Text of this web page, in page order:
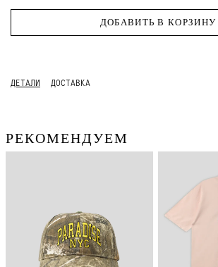
ДОБАВИТЬ В КОРЗИНУ
ДЕТАЛИ ДОСТАВКА
РЕКОМЕНДУЕМ